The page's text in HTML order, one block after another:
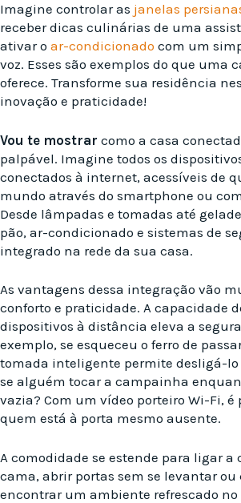
Imagine controlar as janelas
receber dicas culinárias de uma
ativar o ar-condicionado com um
voz. Esses são exemplos do que uma
oferece. Transforme sua residência
inovação e praticidade!
Vou te mostrar como a casa
palpável. Imagine todos os
conectados à internet, acessíveis de
mundo através do smartphone ou
Desde lâmpadas e tomadas até
pão, ar-condicionado e sistemas de
integrado na rede da sua casa.
As vantagens dessa integração vão
conforto e praticidade. A capacidade
dispositivos à distância eleva a
exemplo, se esqueceu o ferro de
tomada inteligente permite desligá-lo
se alguém tocar a campainha
vazia? Com um vídeo porteiro Wi-Fi,
quem está à porta mesmo ausente.
A comodidade se estende para ligar
cama, abrir portas sem se levantar ou
encontrar um ambiente refrescado no